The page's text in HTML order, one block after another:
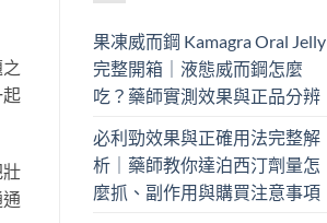
果凍威而鋼 Kamagra Oral Jelly
完整開箱｜液態威而鋼怎麼
吃？藥師實測效果與正品分辨
必利勁效果與正確用法完整解
析｜藥師教你達泊西汀劑量怎
麼抓、副作用與購買注意事項